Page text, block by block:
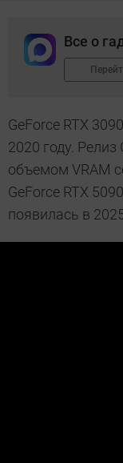
Все о
GeForce RTX
2020 году. Релиз
объемом VRAM
GeForce RTX
появилась в